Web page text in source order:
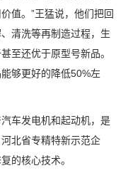
值。”王猛说，他们把回
清洗等再制造过程，生
至还优于原型号新品。
够更好的降低50%左
车发电机和起动机，是
北省专精特新示范企
的核心技术。